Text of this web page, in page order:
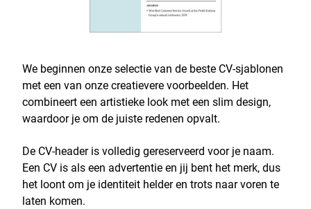
We beginnen onze selectie van de beste CV-sjablonen
met een van onze creatievere voorbeelden. Het
combineert een artistieke look met een slim design,
waardoor je om de juiste redenen opvalt.
De CV-header is volledig gereserveerd voor je naam.
Een CV is als een advertentie en jij bent het merk, dus
het loont om je identiteit helder en trots naar voren te
laten komen.